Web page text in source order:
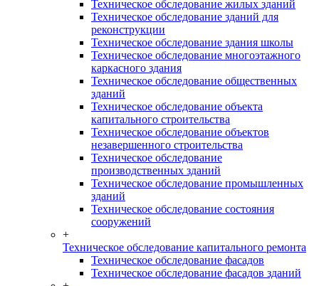
Техническое обследование жилых зданий
Техническое обследование зданий для
реконструкции
Техническое обследование здания школы
Техническое обследование многоэтажного
каркасного здания
Техническое обследование общественных
зданий
Техническое обследование объекта
капитального строительства
Техническое обследование объектов
незавершенного строительства
Техническое обследование
производственных зданий
Техническое обследование промышленных
зданий
Техническое обследование состояния
сооружений
+
Техническое обследование капитального ремонта
Техническое обследование фасадов
Техническое обследование фасадов зданий